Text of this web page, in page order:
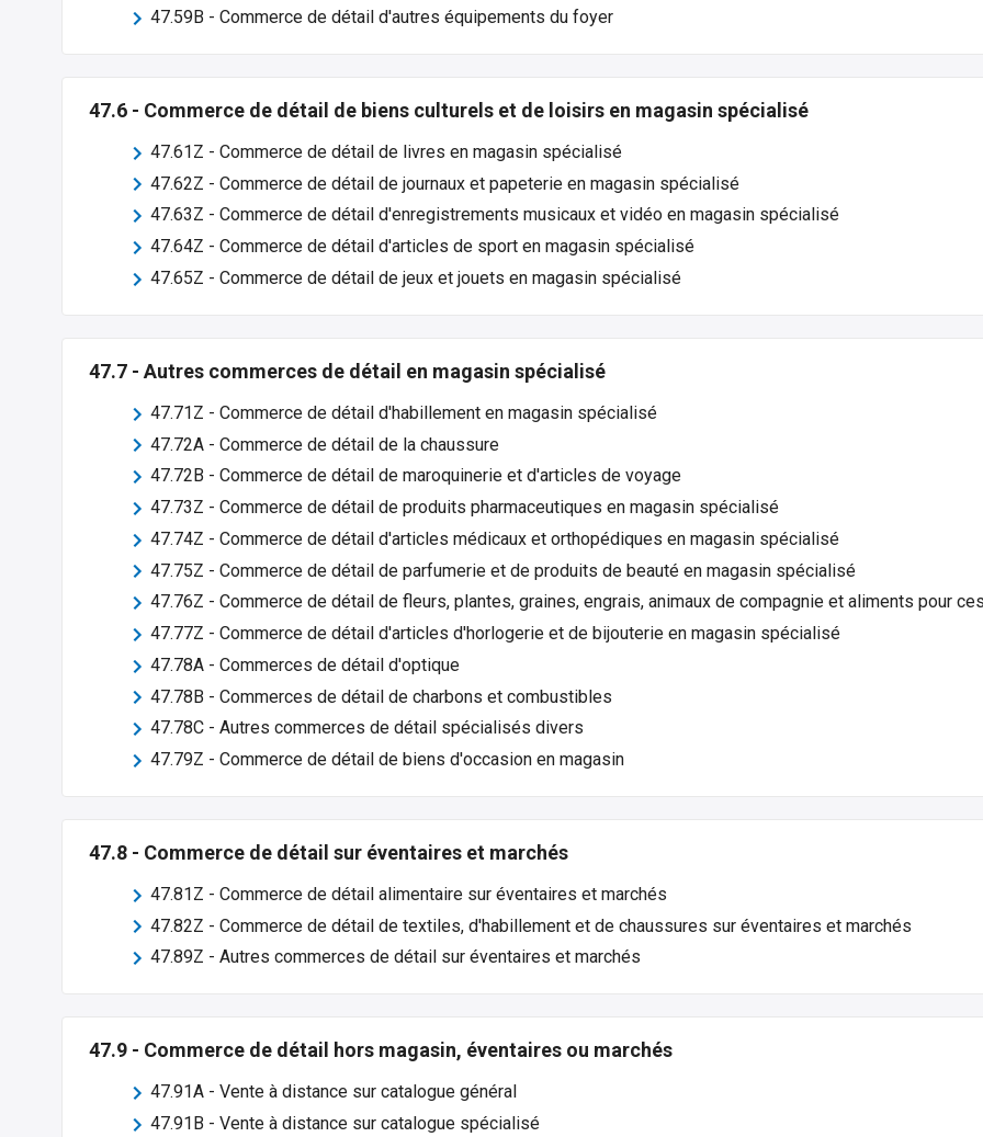
47.59B - Commerce de détail d'autres équipements du foyer
47.6 - Commerce de détail de biens culturels et de loisirs en magasin spécialisé
47.61Z - Commerce de détail de livres en magasin spécialisé
47.62Z - Commerce de détail de journaux et papeterie en magasin spécialisé
47.63Z - Commerce de détail d'enregistrements musicaux et vidéo en magasin spécialisé
47.64Z - Commerce de détail d'articles de sport en magasin spécialisé
47.65Z - Commerce de détail de jeux et jouets en magasin spécialisé
47.7 - Autres commerces de détail en magasin spécialisé
47.71Z - Commerce de détail d'habillement en magasin spécialisé
47.72A - Commerce de détail de la chaussure
47.72B - Commerce de détail de maroquinerie et d'articles de voyage
47.73Z - Commerce de détail de produits pharmaceutiques en magasin spécialisé
47.74Z - Commerce de détail d'articles médicaux et orthopédiques en magasin spécialisé
47.75Z - Commerce de détail de parfumerie et de produits de beauté en magasin spécialisé
47.76Z - Commerce de détail de fleurs, plantes, graines, engrais, animaux de compagnie et aliments pour
47.77Z - Commerce de détail d'articles d'horlogerie et de bijouterie en magasin spécialisé
47.78A - Commerces de détail d'optique
47.78B - Commerces de détail de charbons et combustibles
47.78C - Autres commerces de détail spécialisés divers
47.79Z - Commerce de détail de biens d'occasion en magasin
47.8 - Commerce de détail sur éventaires et marchés
47.81Z - Commerce de détail alimentaire sur éventaires et marchés
47.82Z - Commerce de détail de textiles, d'habillement et de chaussures sur éventaires et marchés
47.89Z - Autres commerces de détail sur éventaires et marchés
47.9 - Commerce de détail hors magasin, éventaires ou marchés
47.91A - Vente à distance sur catalogue général
47.91B - Vente à distance sur catalogue spécialisé